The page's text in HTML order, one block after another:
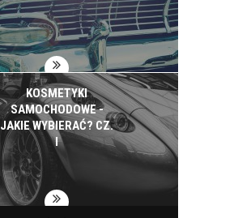
KOSMETYKI
SAMOCHODOWE -
JAKIE WYBIERAĆ? CZ.
I